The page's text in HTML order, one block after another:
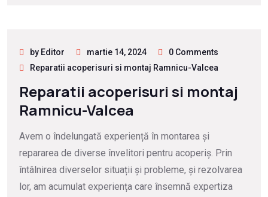
by Editor martie 14, 2024
0 Comments
Reparatii acoperisuri si montaj Ramnicu-Valcea
Reparatii acoperisuri si montaj
Ramnicu-Valcea
Avem o îndelungată experiență în montarea și
repararea de diverse învelitori pentru acoperiș. Prin
întâlnirea diverselor situații și probleme, și rezolvarea
lor, am acumulat experiența care însemnă expertiza